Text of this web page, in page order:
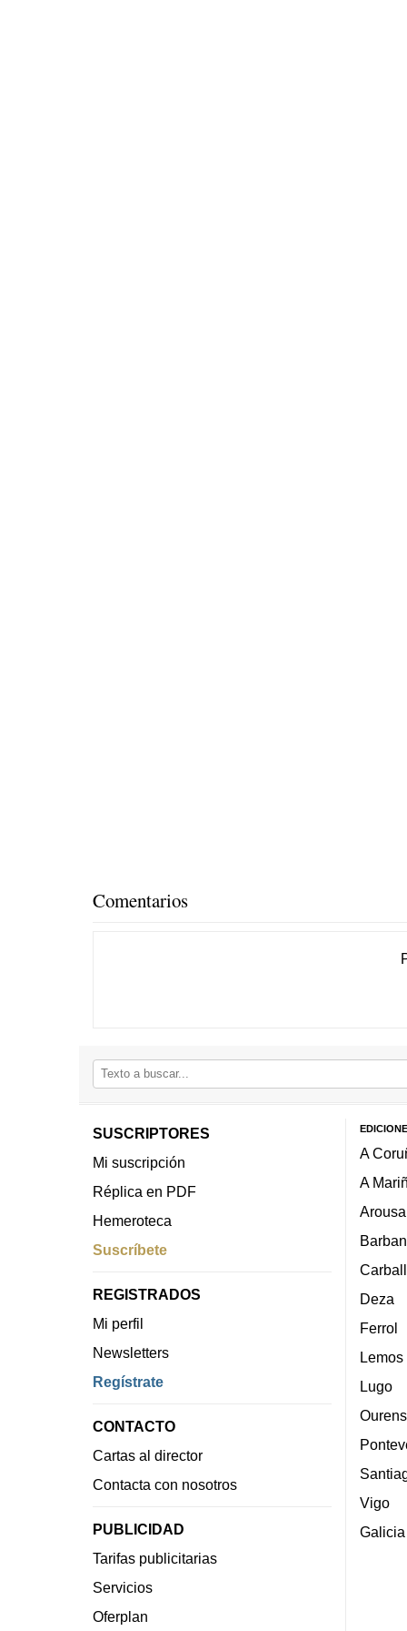
Comentarios
SUSCRIPTORES
Mi suscripción
Réplica en PDF
Hemeroteca
Suscríbete
REGISTRADOS
Mi perfil
Newsletters
Regístrate
CONTACTO
Cartas al director
Contacta con nosotros
PUBLICIDAD
Tarifas publicitarias
Servicios
Oferplan
A
A
Arousa
Deza
Ferrol
Lemos
Lugo
Vigo